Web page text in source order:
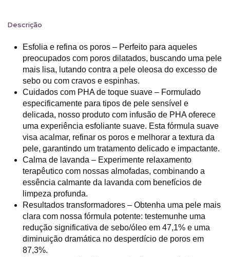
Descrição
Esfolia e refina os poros – Perfeito para aqueles
preocupados com poros dilatados, buscando uma pele
mais lisa, lutando contra a pele oleosa do excesso de
sebo ou com cravos e espinhas.
Cuidados com PHA de toque suave – Formulado
especificamente para tipos de pele sensível e
delicada, nosso produto com infusão de PHA oferece
uma experiência esfoliante suave. Esta fórmula suave
visa acalmar, refinar os poros e melhorar a textura da
pele, garantindo um tratamento delicado e impactante.
Calma de lavanda – Experimente relaxamento
terapêutico com nossas almofadas, combinando a
essência calmante da lavanda com benefícios de
limpeza profunda.
Resultados transformadores – Obtenha uma pele mais
clara com nossa fórmula potente: testemunhe uma
redução significativa de sebo/óleo em 47,1% e uma
diminuição dramática no desperdício de poros em
87,3%.